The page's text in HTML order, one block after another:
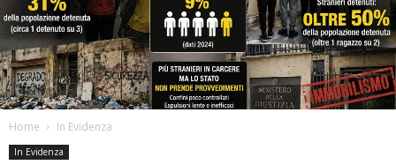
Home In Evidenza
In Evidenza